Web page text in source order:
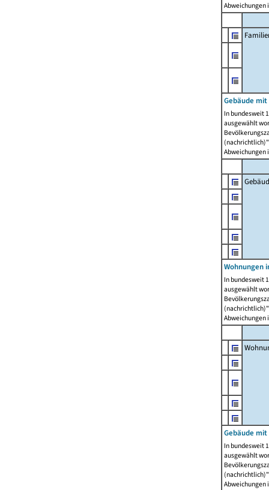
Abweichungen
Gebäude
In bundesweit
ausgewählt
Abweichungen
Wohnungen
In bundesweit
ausgewählt
Abweichungen
Gebäude
In bundesweit
ausgewählt
Abweichungen